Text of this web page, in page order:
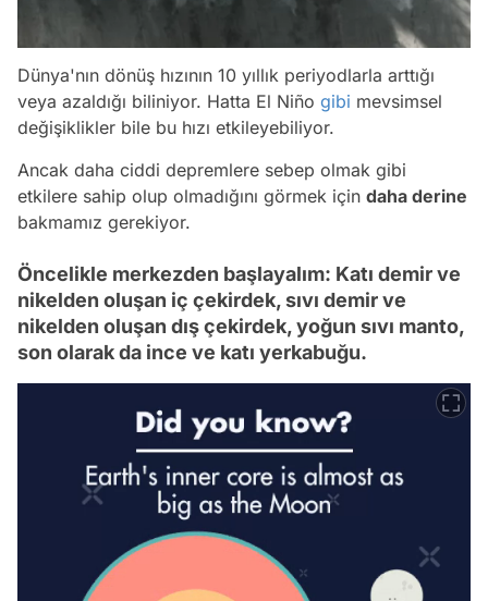
Dünya'nın dönüş hızının 10 yıllık periyodlarla arttığı
veya azaldığı biliniyor. Hatta El Niño gibi mevsimsel
değişiklikler bile bu hızı etkileyebiliyor.
Ancak daha ciddi depremlere sebep olmak gibi
etkilere sahip olup olmadığını görmek için daha derine
bakmamız gerekiyor.
Öncelikle merkezden başlayalım: Katı demir ve
nikelden oluşan iç çekirdek, sıvı demir ve
nikelden oluşan dış çekirdek, yoğun sıvı manto,
son olarak da ince ve katı yerkabuğu.